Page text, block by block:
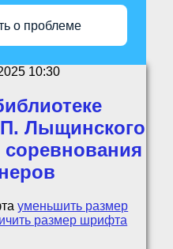
о проблеме
10:30
Лыщинского
соревнования
уменьшить размер
размер шрифта